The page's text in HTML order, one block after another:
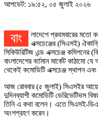
আপডেট: ১৯:৫২, ০৫ জুলাই ২০২৬
বাংলাদেশে প্রথমবারের মতো কমোডিটি এক্সচেঞ্জ স্থাপনের জন্য চিটাগং স্টক
এক্সচেঞ্জের (সিএসই)
সিকিউরিটিজ এন্ড এক্সচেঞ্জ কমিশনের
বাংলাদেশের বর্তমান মার্কেট
থেকেই কমোডিটি এক্সচেঞ্জ স্থাপন
আজ রোববার (৫ জুলাই) সিএসইর
দুদিনব্যাপী কমোডিটি ডেরিভেটিভস
তিনি এ কথা বলেন। এতে সিএসই-
অংশগ্রহণ করেন।